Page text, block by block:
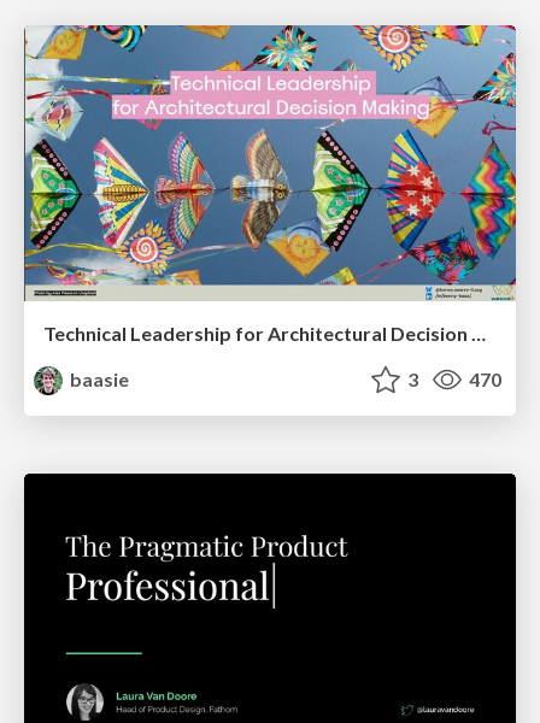
Technical Leadership for Architectural Decision Making
baasie
3 470